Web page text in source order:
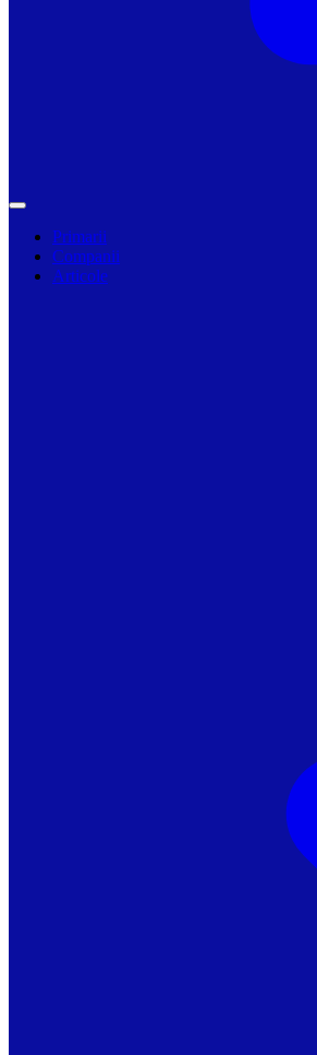
Primarii
Companii
Articole